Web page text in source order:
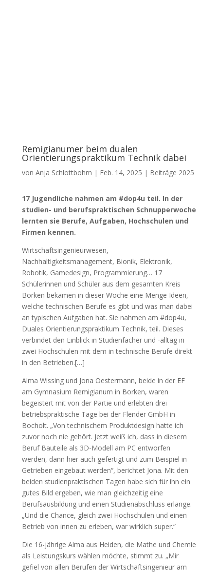
Remigianumer beim dualen
Orientierungspraktikum Technik dabei
von Anja Schlottbohm | Feb. 14, 2025 | Beiträge 2025
17 Jugendliche nahmen am #dop4u teil. In der
studien- und berufspraktischen Schnupperwoche
lernten sie Berufe, Aufgaben, Hochschulen und
Firmen kennen.
Wirtschaftsingenieurwesen,
Nachhaltigkeitsmanagement, Bionik, Elektronik,
Robotik, Gamedesign, Programmierung… 17
Schülerinnen und Schüler aus dem gesamten Kreis
Borken bekamen in dieser Woche eine Menge Ideen,
welche technischen Berufe es gibt und was man dabei
an typischen Aufgaben hat. Sie nahmen am #dop4u,
Duales Orientierungspraktikum Technik, teil. Dieses
verbindet den Einblick in Studienfächer und -alltag in
zwei Hochschulen mit dem in technische Berufe direkt
in den Betrieben.[…]
Alma Wissing und Jona Oestermann, beide in der EF
am Gymnasium Remigianum in Borken, waren
begeistert mit von der Partie und erlebten drei
betriebspraktische Tage bei der Flender GmbH in
Bocholt. „Von technischem Produktdesign hatte ich
zuvor noch nie gehört. Jetzt weiß ich, dass in diesem
Beruf Bauteile als 3D-Modell am PC entworfen
werden, dann hier auch gefertigt und zum Beispiel in
Getrieben eingebaut werden“, berichtet Jona. Mit den
beiden studienpraktischen Tagen habe sich für ihn ein
gutes Bild ergeben, wie man gleichzeitig eine
Berufsausbildung und einen Studienabschluss erlange.
„Und die Chance, gleich zwei Hochschulen und einen
Betrieb von innen zu erleben, war wirklich super.“
Die 16-jährige Alma aus Heiden, die Mathe und Chemie
als Leistungskurs wählen möchte, stimmt zu. „Mir
gefiel von allen Berufen der Wirtschaftsingenieur am